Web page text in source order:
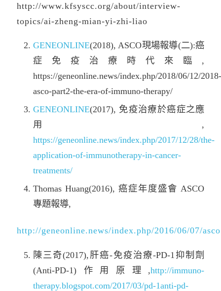
http://www.kfsyscc.org/about/interview-
topics/ai-zheng-mian-yi-zhi-liao
GENEONLINE(2018), ASCO現場報導(二):癌
症免疫治療時代來臨,
https://geneonline.news/index.php/2018/06/12/2018-
asco-part2-the-era-of-immuno-therapy/
GENEONLINE(2017), 免疫治療於癌症之應
用,
https://geneonline.news/index.php/2017/12/28/the-
application-of-immunotherapy-in-cancer-
treatments/
Thomas Huang(2016), 癌症年度盛會 ASCO
專題報導,
http://geneonline.news/index.php/2016/06/07/
陳三奇(2017),肝癌-免疫治療-PD-1抑制劑
(Anti-PD-1)作用原理,http://immuno-
therapy.blogspot.com/2017/03/pd-1anti-pd-